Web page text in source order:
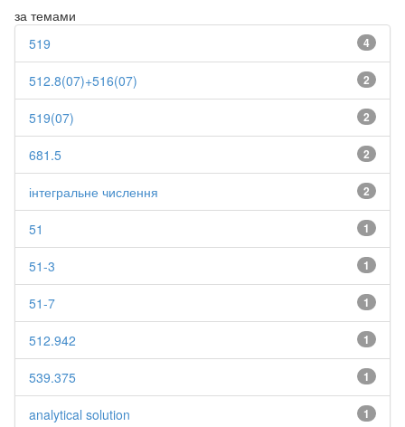
за темами
4
519
2
512.8(07)+516(07)
2
519(07)
2
681.5
2
інтегральне числення
1
51
1
51-3
1
51-7
1
512.942
1
539.375
1
analytical solution